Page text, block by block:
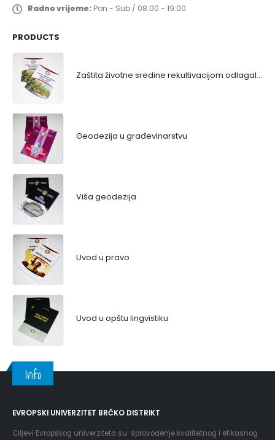
Radno vrijeme: Pon - Sub / 08:00 - 19:00
PRODUCTS
Zaštita životne sredine rekultivacijom odlagališta
Geodezija u građevinarstvu
Viša geodezija
Uvod u pravo
Uvod u opštu lingvistiku
Info
EVROPSKI UNIVERZITET BRČKO DISTRIKT
Ciljevi Evropskog univerziteta su: sprovođenje kvalitetnog i efikasnog